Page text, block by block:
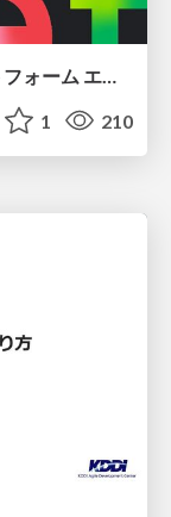
1 210